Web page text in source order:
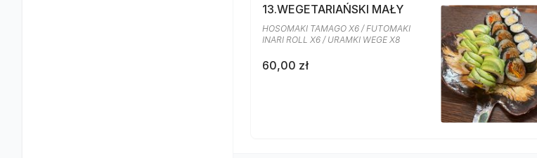
13.WEGETARIAŃSKI MAŁY
HOSOMAKI TAMAGO X6 / FUTOMAKI
INARI ROLL X6 / URAMKI WEGE X8
60,00 zł